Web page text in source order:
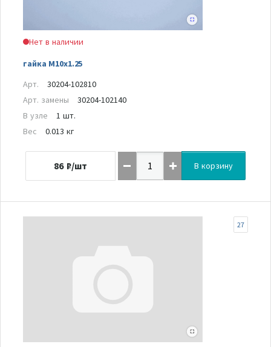
Нет в наличии
гайка M10x1.25
Арт.
30204-102810
Арт. замены
30204-102140
В узле
1 шт.
Вес
0.013 кг
86 ₽/шт В корзину
27